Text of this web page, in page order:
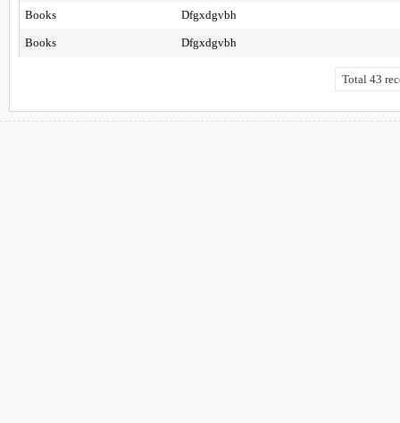
Books Dfgxdgvbh
Books Dfgxdgvbh
Total 43